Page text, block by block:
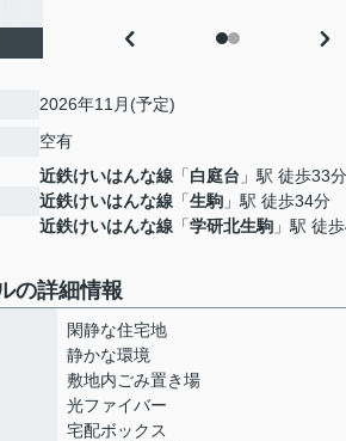
2026年11月(予定)
空有
近鉄けいはんな線 「白庭台 」駅 徒歩33分
近鉄けいはんな線 「生駒 」駅 徒歩34分
近鉄けいはんな線 「学研北生駒 」駅 徒
の詳細情報
閑静な住宅地
静かな環境
敷地内ごみ置き場
光ファイバー
宅配ボックス